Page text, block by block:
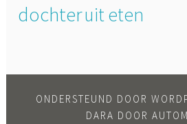
dochteruit eten
ONDERSTEUND DOOR
DARA DOOR